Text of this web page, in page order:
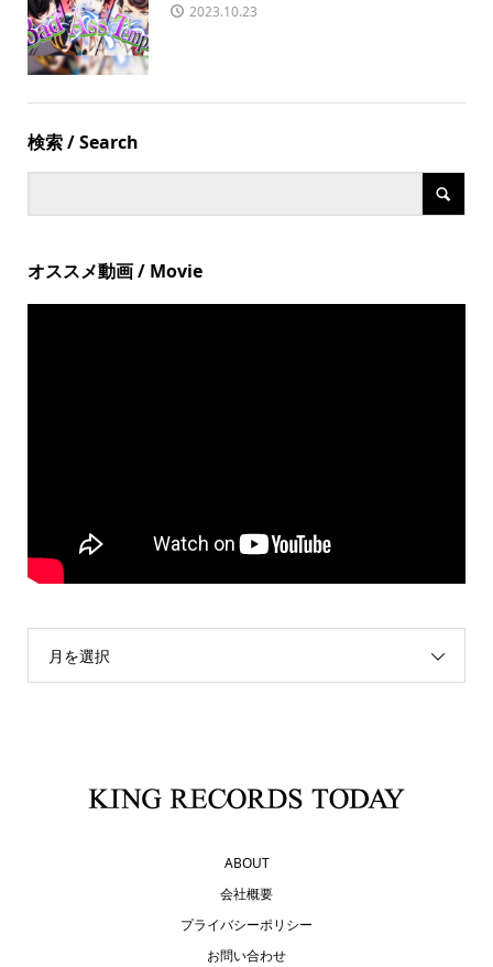
2023.10.23
検索 / Search
オススメ動画 / Movie
月を選択
ABOUT
会社概要
プライバシーポリシー
お問い合わせ